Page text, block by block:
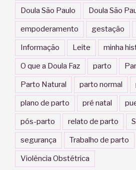
Doula São Paulo Doula São
empoderamento gestação
Informação Leite minha
O que a Doula Faz parto
Parto Natural parto normal
plano de parto pré natal
pós-parto relato de parto
segurança Trabalho de parto
Violência Obstétrica